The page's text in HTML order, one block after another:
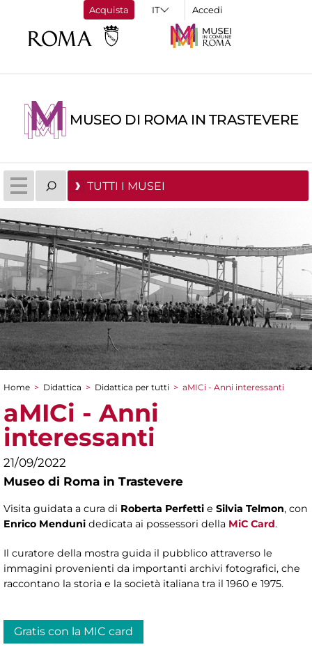
Acquista Accedi
MUSEO DI ROMA IN TRASTEVERE
TUTTI I MUSEI
Tu sei qui
Home > Didattica > Didattica per tutti > aMICi - Anni interessanti
aMICi - Anni
interessanti
21/09/2022
Museo di Roma in Trastevere
Visita guidata a cura di Roberta Perfetti e Silvia Telmon, con
Enrico Menduni dedicata ai possessori della MiC Card.
Il curatore della mostra guida il pubblico attraverso le
immagini provenienti da importanti archivi fotografici, che
raccontano la storia e la società italiana tra il 1960 e 1975.
Gratis con la MIC card